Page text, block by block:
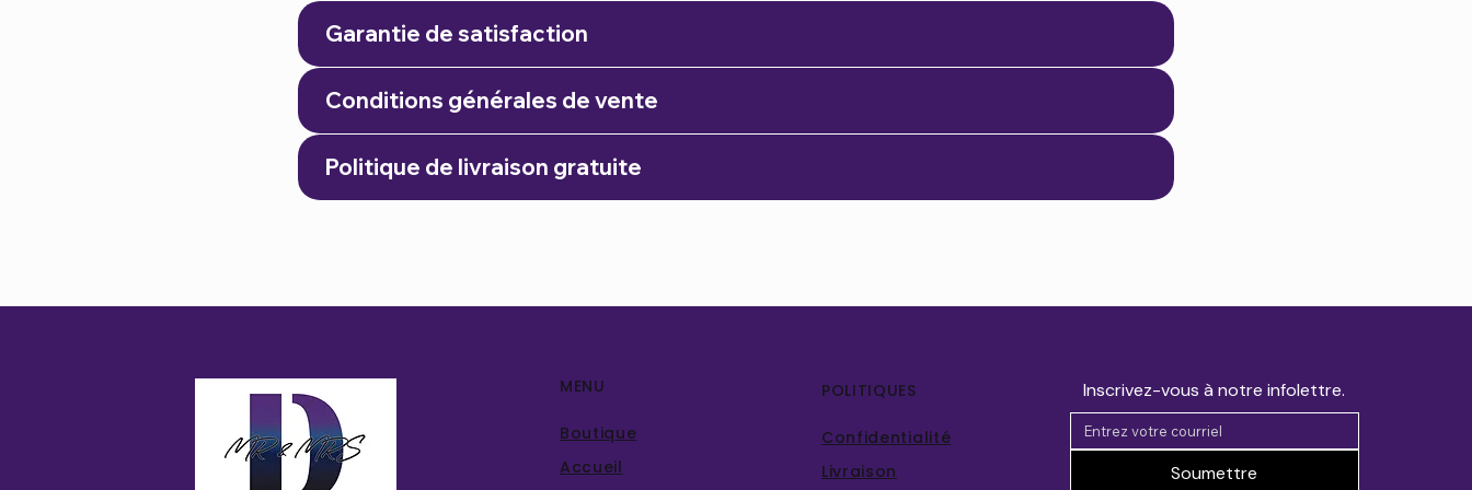
Garantie de satisfaction
Conditions générales de vente
Politique de livraison gratuite
Inscrivez-vous à notre infolettre.
Soumettre
MENU
Boutique
Accueil
POLITIQUES
Livraison
Confidentialité